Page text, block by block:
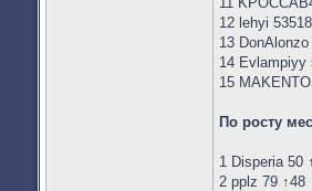
12 lehyi 53518
13
14 Evlampiyy
15
По росту
1 Disperia 50
2 pplz 79 ↑48